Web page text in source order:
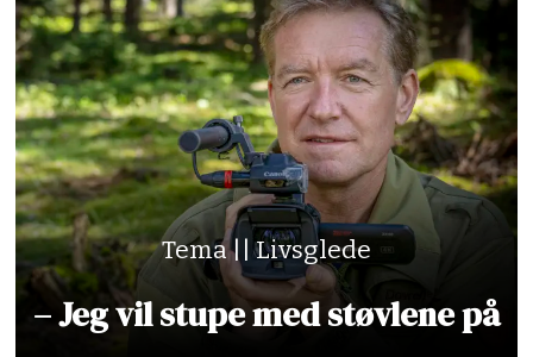
Tema || Livsglede
– Jeg vil stupe med støvlene på